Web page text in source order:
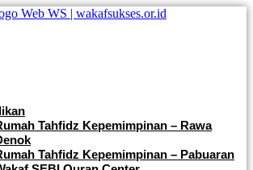
Tahfidz Kepemimpinan – Rawa
Tahfidz Kepemimpinan – Pabuaran